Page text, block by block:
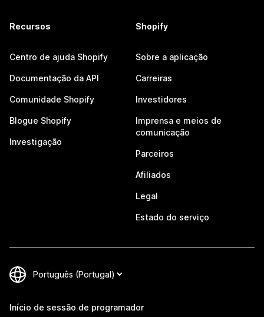
Recursos
Centro de ajuda Shopify
Documentação da API
Comunidade Shopify
Blogue Shopify
Investigação
Shopify
Sobre a aplicação
Carreiras
Investidores
Imprensa e meios de
comunicação
Parceiros
Afiliados
Legal
Estado do serviço
Início de sessão de programador